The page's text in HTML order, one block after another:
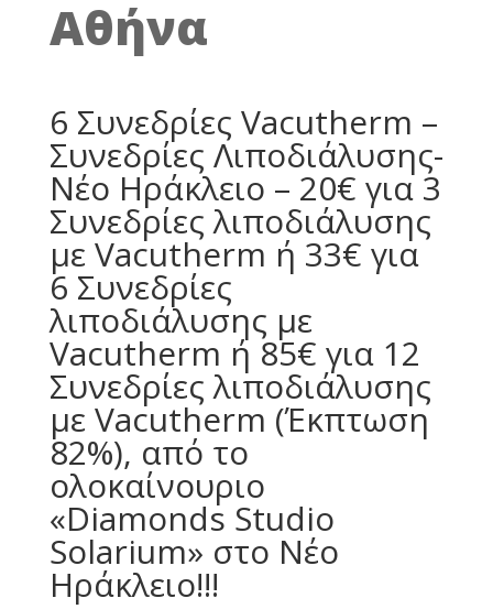
Αθήνα
6 Συνεδρίες Vacutherm –
Συνεδρίες Λιποδιάλυσης-
Νέο Ηράκλειο – 20€ για 3
Συνεδρίες λιποδιάλυσης
με Vacutherm ή 33€ για
6 Συνεδρίες
λιποδιάλυσης με
Vacutherm ή 85€ για 12
Συνεδρίες λιποδιάλυσης
με Vacutherm (Έκπτωση
82%), από το
ολοκαίνουριο
«Diamonds Studio
Solarium» στο Νέο
Ηράκλειο!!!